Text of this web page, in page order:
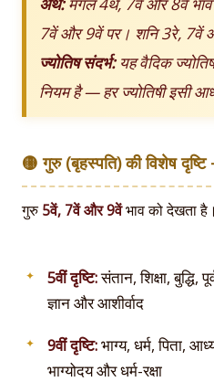
7वें और 9वें पर। शनि 3रे, 7वें
ज्योतिष संदर्भ:यह वैदिक
नियम है — हर ज्योतिषी इसी
🟡 गुरु (बृहस्पति) की विशेष
गुरु5वें, 7वें और 9वेंभाव को देखता है।
5वीं दृष्टि:संतान, शिक्षा,
ज्ञान और आशीर्वाद
9वीं दृष्टि:भाग्य, धर्म, पिता,
भाग्योदय और धर्म-रक्षा